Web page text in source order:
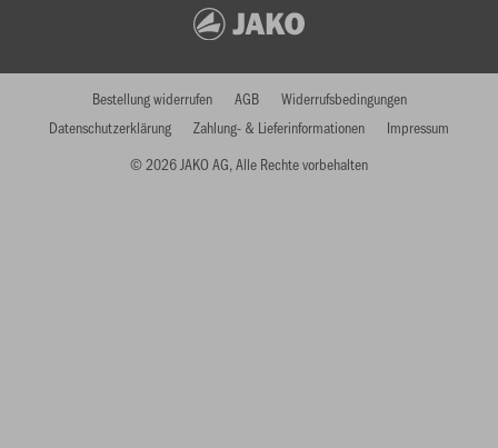
© 2026 JAKO AG, Alle Rechte vorbehalten
Bestellung widerrufen AGB
Widerrufsbedingungen
Datenschutzerklärung
Zahlung- & Lieferinformationen Impressum